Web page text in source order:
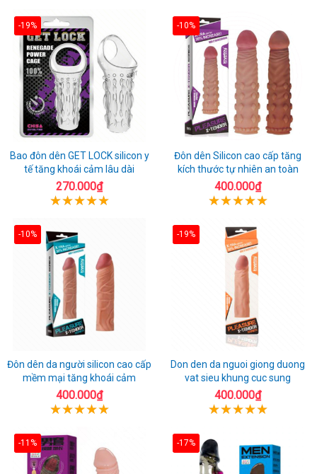
-19%
Bao đôn dên GET LOCK silicon y
tế tăng khoái cảm lâu dài
270.000₫
-10%
Đôn dên Silicon cao cấp tăng
kích thước tự nhiên an toàn
400.000₫
-10%
Đôn dên da người silicon cao cấp
mềm mại tăng khoái cảm
400.000₫
-19%
Don den da nguoi giong duong
vat sieu khung cuc sung
400.000₫
-11% -17%